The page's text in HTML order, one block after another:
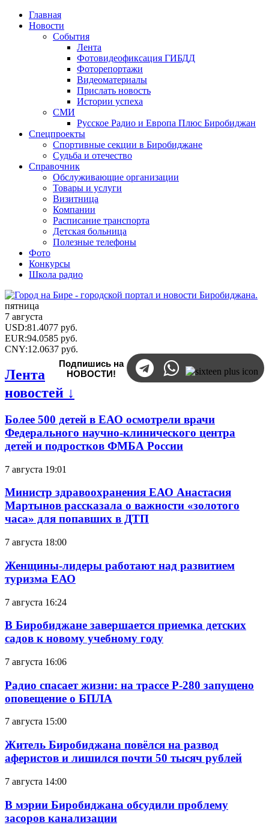
Главная
Новости
События
Лента
Фотовидеофиксация ГИБДД
Фоторепортажи
Видеоматериалы
Прислать новость
Истории успеха
СМИ
Русское Радио и Европа Плюс Биробиджан
Спецпроекты
Спортивные секции в Биробиджане
Судьба и отечество
Справочник
Обслуживающие организации
Товары и услуги
Визитница
Компании
Расписание транспорта
Детская больница
Полезные телефоны
Фото
Конкурсы
Школа радио
пятница
7 августа
USD:81.4077 руб.
EUR:94.0585 руб.
CNY:12.0637 руб.
Подпишись на
НОВОСТИ!
Лента
новостей ↓
Более 500 детей в ЕАО осмотрели врачи
Федерального научно-клинического центра
детей и подростков ФМБА России
7 августа 19:01
Министр здравоохранения ЕАО Анастасия
Мартынов рассказала о важности «золотого
часа» для попавших в ДТП
7 августа 18:00
Женщины-лидеры работают над развитием
туризма ЕАО
7 августа 16:24
В Биробиджане завершается приемка детских
садов к новому учебному году
7 августа 16:06
Радио спасает жизни: на трассе Р-280 запущено
оповещение о БПЛА
7 августа 15:00
Житель Биробиджана повёлся на развод
аферистов и лишился почти 50 тысяч рублей
7 августа 14:00
В мэрии Биробиджана обсудили проблему
засоров канализации